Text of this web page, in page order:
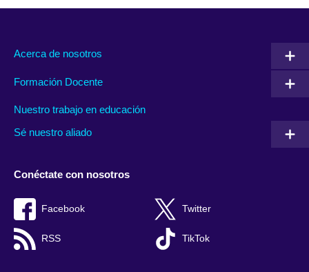
Acerca de nosotros
Formación Docente
Nuestro trabajo en educación
Sé nuestro aliado
Conéctate con nosotros
Facebook Twitter
RSS TikTok